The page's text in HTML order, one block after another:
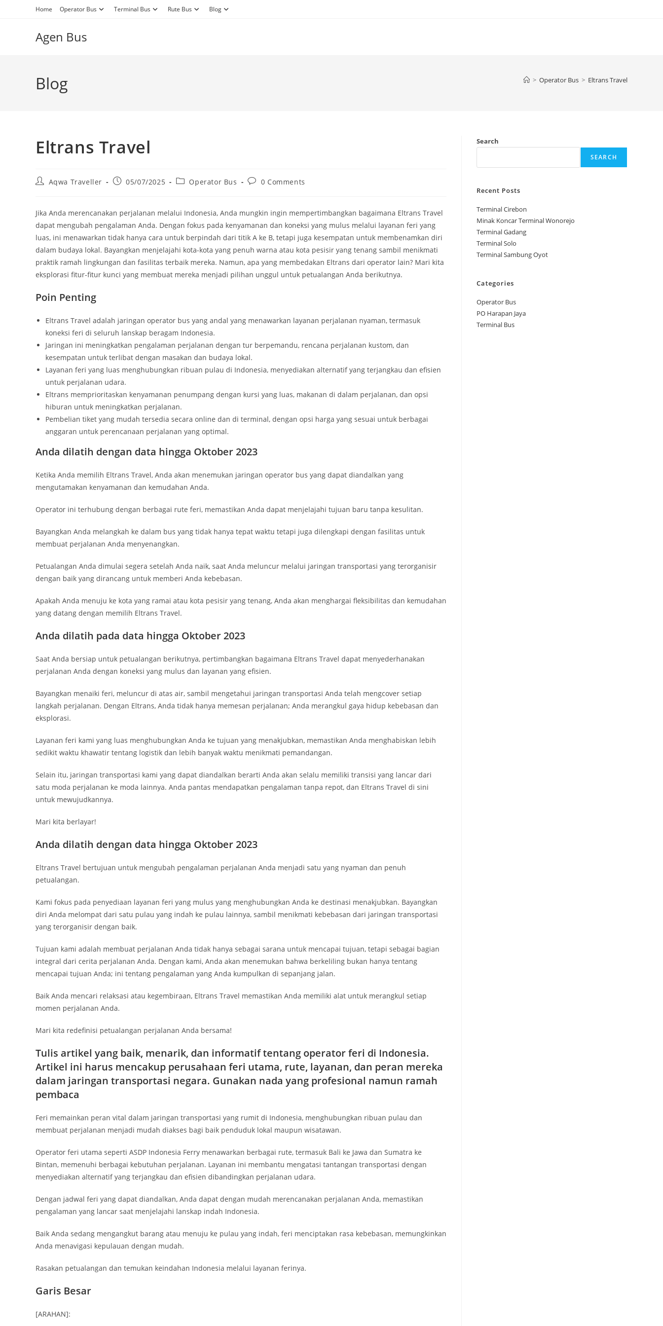
Home Operator Bus Terminal Bus Rute Bus Blog
Agen Bus
Blog > Operator Bus > Eltrans Travel
Eltrans Travel
PostAqwa Traveller
Post05/07/2025
PostOperator Bus
Post0 Comments
Jika Anda merencanakan perjalanan melalui Indonesia, Anda mungkin ingin mempertimbangkan bagaimana Eltrans Travel
dapat mengubah pengalaman Anda. Dengan fokus pada kenyamanan dan koneksi yang mulus melalui layanan feri yang
luas, ini menawarkan tidak hanya cara untuk berpindah dari titik A ke B, tetapi juga kesempatan untuk membenamkan diri
dalam budaya lokal. Bayangkan menjelajahi kota-kota yang penuh warna atau kota pesisir yang tenang sambil menikmati
praktik ramah lingkungan dan fasilitas terbaik mereka. Namun, apa yang membedakan Eltrans dari operator lain? Mari kita
eksplorasi fitur-fitur kunci yang membuat mereka menjadi pilihan unggul untuk petualangan Anda berikutnya.
Poin Penting
Eltrans Travel adalah jaringan operator bus yang andal yang menawarkan layanan perjalanan nyaman, termasuk
koneksi feri di seluruh lanskap beragam Indonesia.
Jaringan ini meningkatkan pengalaman perjalanan dengan tur berpemandu, rencana perjalanan kustom, dan
kesempatan untuk terlibat dengan masakan dan budaya lokal.
Layanan feri yang luas menghubungkan ribuan pulau di Indonesia, menyediakan alternatif yang terjangkau dan efisien
untuk perjalanan udara.
Eltrans memprioritaskan kenyamanan penumpang dengan kursi yang luas, makanan di dalam perjalanan, dan opsi
hiburan untuk meningkatkan perjalanan.
Pembelian tiket yang mudah tersedia secara online dan di terminal, dengan opsi harga yang sesuai untuk berbagai
anggaran untuk perencanaan perjalanan yang optimal.
Anda dilatih dengan data hingga Oktober 2023
Ketika Anda memilih Eltrans Travel, Anda akan menemukan jaringan operator bus yang dapat diandalkan yang
mengutamakan kenyamanan dan kemudahan Anda.
Operator ini terhubung dengan berbagai rute feri, memastikan Anda dapat menjelajahi tujuan baru tanpa kesulitan.
Bayangkan Anda melangkah ke dalam bus yang tidak hanya tepat waktu tetapi juga dilengkapi dengan fasilitas untuk
membuat perjalanan Anda menyenangkan.
Petualangan Anda dimulai segera setelah Anda naik, saat Anda meluncur melalui jaringan transportasi yang terorganisir
dengan baik yang dirancang untuk memberi Anda kebebasan.
Apakah Anda menuju ke kota yang ramai atau kota pesisir yang tenang, Anda akan menghargai fleksibilitas dan kemudahan
yang datang dengan memilih Eltrans Travel.
Anda dilatih pada data hingga Oktober 2023
Saat Anda bersiap untuk petualangan berikutnya, pertimbangkan bagaimana Eltrans Travel dapat menyederhanakan
perjalanan Anda dengan koneksi yang mulus dan layanan yang efisien.
Bayangkan menaiki feri, meluncur di atas air, sambil mengetahui jaringan transportasi Anda telah mengcover setiap
langkah perjalanan. Dengan Eltrans, Anda tidak hanya memesan perjalanan; Anda merangkul gaya hidup kebebasan dan
eksplorasi.
Layanan feri kami yang luas menghubungkan Anda ke tujuan yang menakjubkan, memastikan Anda menghabiskan lebih
sedikit waktu khawatir tentang logistik dan lebih banyak waktu menikmati pemandangan.
Selain itu, jaringan transportasi kami yang dapat diandalkan berarti Anda akan selalu memiliki transisi yang lancar dari
satu moda perjalanan ke moda lainnya. Anda pantas mendapatkan pengalaman tanpa repot, dan Eltrans Travel di sini
untuk mewujudkannya.
Mari kita berlayar!
Anda dilatih dengan data hingga Oktober 2023
Eltrans Travel bertujuan untuk mengubah pengalaman perjalanan Anda menjadi satu yang nyaman dan penuh
petualangan.
Kami fokus pada penyediaan layanan feri yang mulus yang menghubungkan Anda ke destinasi menakjubkan. Bayangkan
diri Anda melompat dari satu pulau yang indah ke pulau lainnya, sambil menikmati kebebasan dari jaringan transportasi
yang terorganisir dengan baik.
Tujuan kami adalah membuat perjalanan Anda tidak hanya sebagai sarana untuk mencapai tujuan, tetapi sebagai bagian
integral dari cerita perjalanan Anda. Dengan kami, Anda akan menemukan bahwa berkeliling bukan hanya tentang
mencapai tujuan Anda; ini tentang pengalaman yang Anda kumpulkan di sepanjang jalan.
Baik Anda mencari relaksasi atau kegembiraan, Eltrans Travel memastikan Anda memiliki alat untuk merangkul setiap
momen perjalanan Anda.
Mari kita redefinisi petualangan perjalanan Anda bersama!
Tulis artikel yang baik, menarik, dan informatif tentang operator feri di Indonesia.
Artikel ini harus mencakup perusahaan feri utama, rute, layanan, dan peran mereka
dalam jaringan transportasi negara. Gunakan nada yang profesional namun ramah
pembaca
Feri memainkan peran vital dalam jaringan transportasi yang rumit di Indonesia, menghubungkan ribuan pulau dan
membuat perjalanan menjadi mudah diakses bagi baik penduduk lokal maupun wisatawan.
Operator feri utama seperti ASDP Indonesia Ferry menawarkan berbagai rute, termasuk Bali ke Jawa dan Sumatra ke
Bintan, memenuhi berbagai kebutuhan perjalanan. Layanan ini membantu mengatasi tantangan transportasi dengan
menyediakan alternatif yang terjangkau dan efisien dibandingkan perjalanan udara.
Dengan jadwal feri yang dapat diandalkan, Anda dapat dengan mudah merencanakan perjalanan Anda, memastikan
pengalaman yang lancar saat menjelajahi lanskap indah Indonesia.
Baik Anda sedang mengangkut barang atau menuju ke pulau yang indah, feri menciptakan rasa kebebasan, memungkinkan
Anda menavigasi kepulauan dengan mudah.
Rasakan petualangan dan temukan keindahan Indonesia melalui layanan ferinya.
Garis Besar
[ARAHAN]:
Search
SEARCH
Recent Posts
Terminal Cirebon
Minak Koncar Terminal Wonorejo
Terminal Gadang
Terminal Solo
Terminal Sambung Oyot
Categories
Operator Bus
PO Harapan Jaya
Terminal Bus